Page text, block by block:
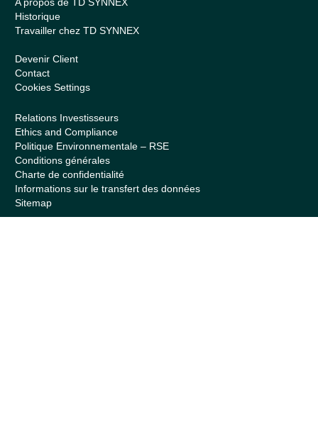
Historique
Travailler chez TD SYNNEX
Devenir Client
Contact
Cookies Settings
Relations Investisseurs
Ethics and Compliance
Politique Environnementale – RSE
Conditions générales
Charte de confidentialité
Informations sur le transfert des données
Sitemap